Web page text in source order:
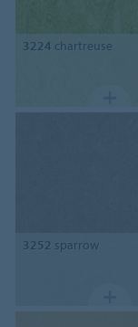
3224 chartreuse
3252 sparrow